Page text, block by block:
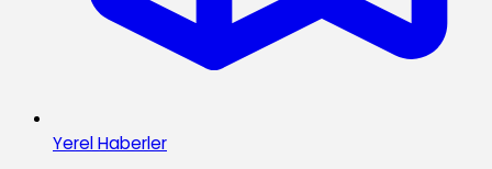
Yerel Haberler